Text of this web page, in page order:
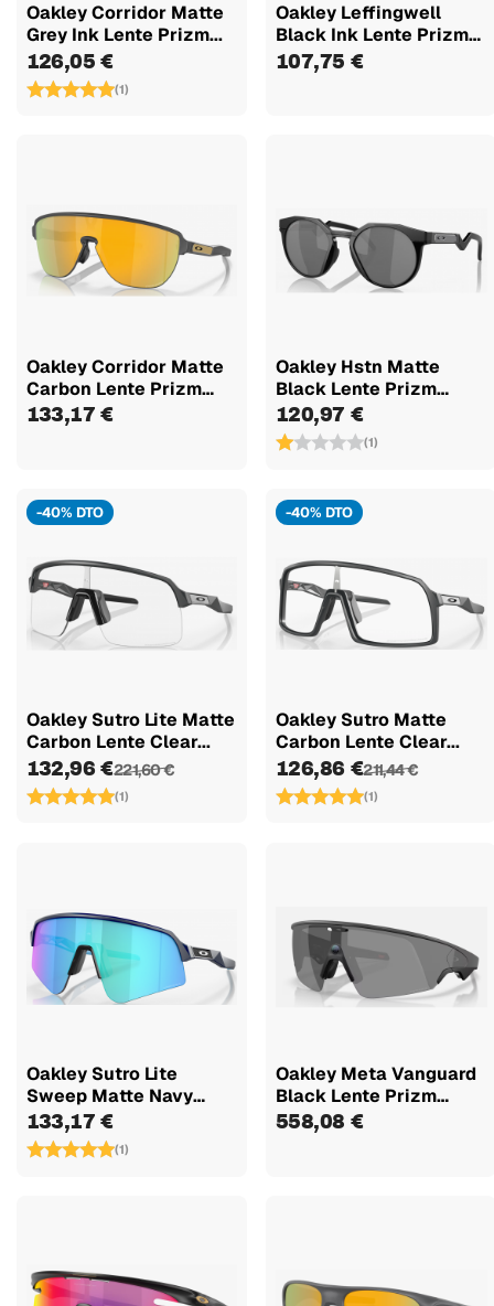
Oakley Corridor Matte
Grey Ink Lente Prizm...
126,05 €
(1)
Oakley Leffingwell
Black Ink Lente Prizm
Grey...
107,75 €
Oakley Corridor Matte
Carbon Lente Prizm
24k...
133,17 €
Oakley Hstn Matte
Black Lente Prizm
Black...
120,97 €
(1)
-40% DTO
Oakley Sutro Lite Matte
Carbon Lente Clear...
132,96 €221,60 €
(1)
-40% DTO
Oakley Sutro Matte
Carbon Lente Clear...
126,86 €211,44 €
(1)
Oakley Sutro Lite
Sweep Matte Navy
Lente Prizm...
133,17 €
(1)
Oakley Meta Vanguard
Black Lente Prizm
Black...
558,08 €